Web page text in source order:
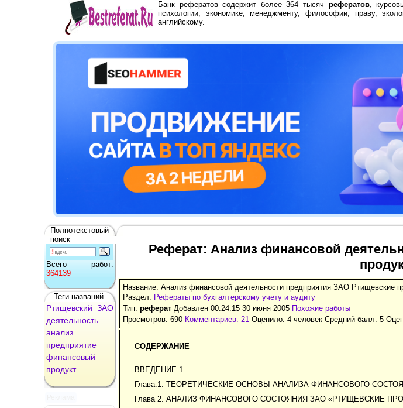
Банк рефератов содержит более 364 тысяч рефератов,
психологии, экономике, менеджменту, философии, праву,
английскому.
Полнотекстовый
поиск
Всего работ:
364139
Теги названий
Ртищевский ЗАО
деятельность
анализ
предприятие
финансовый
продукт
Реферат: Анализ финансовой
Название: Анализ финансовой деятельности предприятия ЗАО Ртищевские
Раздел: Рефераты по бухгалтерскому учету и аудиту
Тип: реферат Добавлен 00:24:15 30 июня 2005 Похожие работы
Просмотров: 690 Комментариев: 21 Оценило: 4 человек Средний балл: 5
СОДЕРЖАНИЕ
ВВЕДЕНИЕ 1
Глава.1. ТЕОРЕТИЧЕСКИЕ ОСНОВЫ АНАЛИЗА ФИНАНСОВОГО
Глава 2. АНАЛИЗ ФИНАНСОВОГО СОСТОЯНИЯ ЗАО «РТИЩЕВСКИЕ